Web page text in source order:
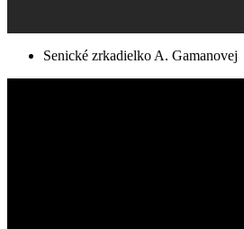
Senické zrkadielko A. Gamanovej